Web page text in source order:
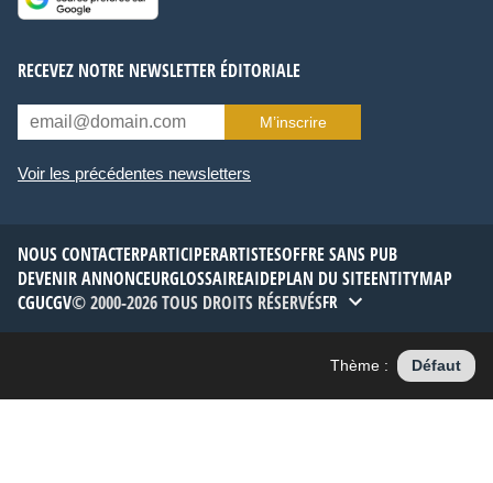
RECEVEZ NOTRE NEWSLETTER ÉDITORIALE
M’inscrire
Voir les précédentes newsletters
NOUS CONTACTERPARTICIPERARTISTESOFFRE SANS PUB
DEVENIR ANNONCEURGLOSSAIREAIDEPLAN DU SITEENTITYMAP
CGUCGV© 2000-2026 TOUS DROITS RÉSERVÉSFR
Thème : Défaut